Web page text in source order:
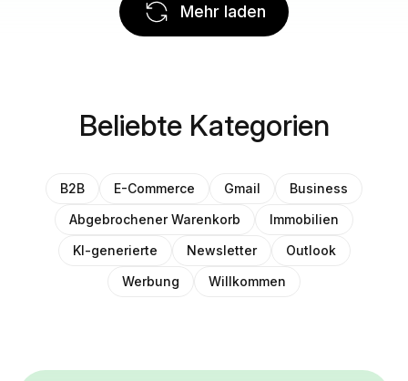
Mehr laden
Beliebte Kategorien
B2B E-Commerce Gmail
Business
Abgebrochener Warenkorb
Immobilien
KI-generierte
Newsletter
Outlook
Werbung
Willkommen